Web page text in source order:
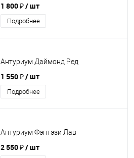
1 800 ₽/ шт
Подробнее
Антуриум Даймонд Ред
1 550 ₽/ шт
Подробнее
Антуриум Фэнтэзи Лав
2 550 ₽/ шт